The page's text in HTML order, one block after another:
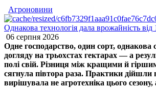
Агроновини
Однакова технологія дала врожайність від
06 серпня 2026
Одне господарство, один сорт, однакова
догляду на трьохстах гектарах — а
полі свій. Різниця між кращими й
сягнула півтора раза. Практики дійшли
вирішувала не агротехніка цього